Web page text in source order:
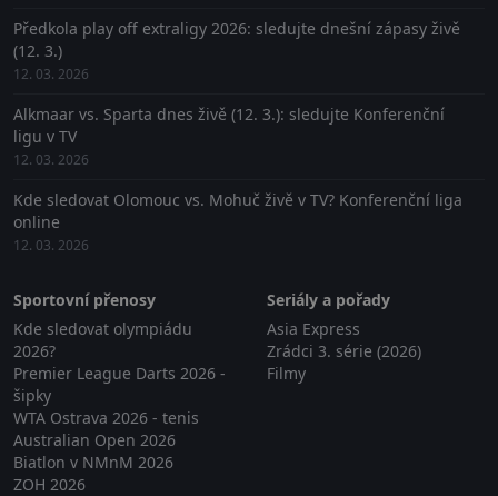
Předkola play off extraligy 2026: sledujte dnešní zápasy živě
(12. 3.)
12. 03. 2026
Alkmaar vs. Sparta dnes živě (12. 3.): sledujte Konferenční
ligu v TV
12. 03. 2026
Kde sledovat Olomouc vs. Mohuč živě v TV? Konferenční liga
online
12. 03. 2026
Sportovní přenosy
Kde sledovat olympiádu
2026?
Premier League Darts 2026 -
šipky
WTA Ostrava 2026 - tenis
Australian Open 2026
Biatlon v NMnM 2026
ZOH 2026
Seriály a pořady
Asia Express
Zrádci 3. série (2026)
Filmy